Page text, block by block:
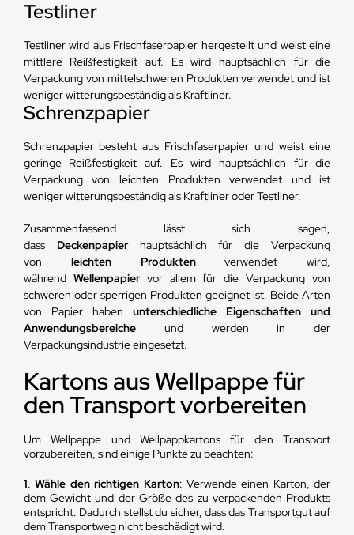
Testliner
Testliner wird aus Frischfaserpapier hergestellt und weist eine
mittlere Reißfestigkeit auf. Es wird hauptsächlich für die
Verpackung von mittelschweren Produkten verwendet und ist
weniger witterungsbeständig als Kraftliner.
Schrenzpapier
Schrenzpapier besteht aus Frischfaserpapier und weist eine
geringe Reißfestigkeit auf. Es wird hauptsächlich für die
Verpackung von leichten Produkten verwendet und ist
weniger witterungsbeständig als Kraftliner oder Testliner.
Zusammenfassend lässt sich sagen,
dass Deckenpapierhauptsächlich für die Verpackung
von leichten Produktenverwendet wird,
währendWellenpapiervor allem für die Verpackung von
schweren oder sperrigen Produkten geeignet ist. Beide Arten
von Papier habenunterschiedliche Eigenschaften und
Anwendungsbereicheund werden in der
Verpackungsindustrie eingesetzt.
Kartons aus Wellpappe für
den Transport vorbereiten
Um Wellpappe und Wellpappkartons für den Transport
vorzubereiten, sind einige Punkte zu beachten:
1.Wähle den richtigen Karton: Verwende einen Karton, der
dem Gewicht und der Größe des zu verpackenden Produkts
entspricht. Dadurch stellst du sicher, dass das Transportgut auf
dem Transportweg nicht beschädigt wird.